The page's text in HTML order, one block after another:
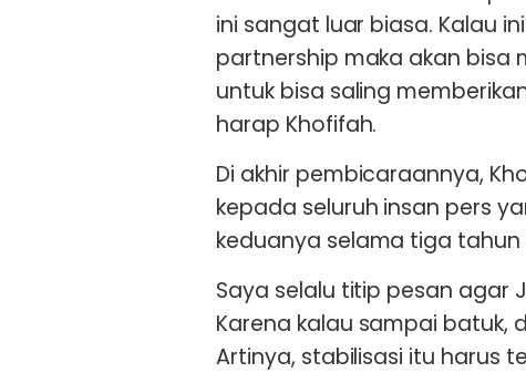
ini sangat luar biasa. Kalau
partnership maka akan bisa
untuk bisa saling
harap Khofifah.
Di akhir pembicaraannya,
kepada seluruh insan pers
keduanya selama tiga tahun
Saya selalu titip pesan agar
Karena kalau sampai batuk,
Artinya, stabilisasi itu harus